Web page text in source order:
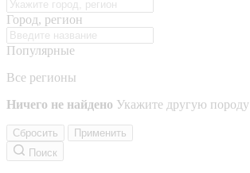
Город, регион
Популярные
Все регионы
Ничего не найдено Укажите другую породу
Сбросить
Применить
Поиск